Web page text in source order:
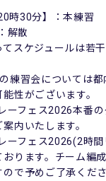
時30分】：本練習
解散
スケジュールは若
練習会については都
性がございます。
ーフェス2026本番の
内いたします。
ーフェス2026(2時
ります。チーム編
で予めご了承くださ